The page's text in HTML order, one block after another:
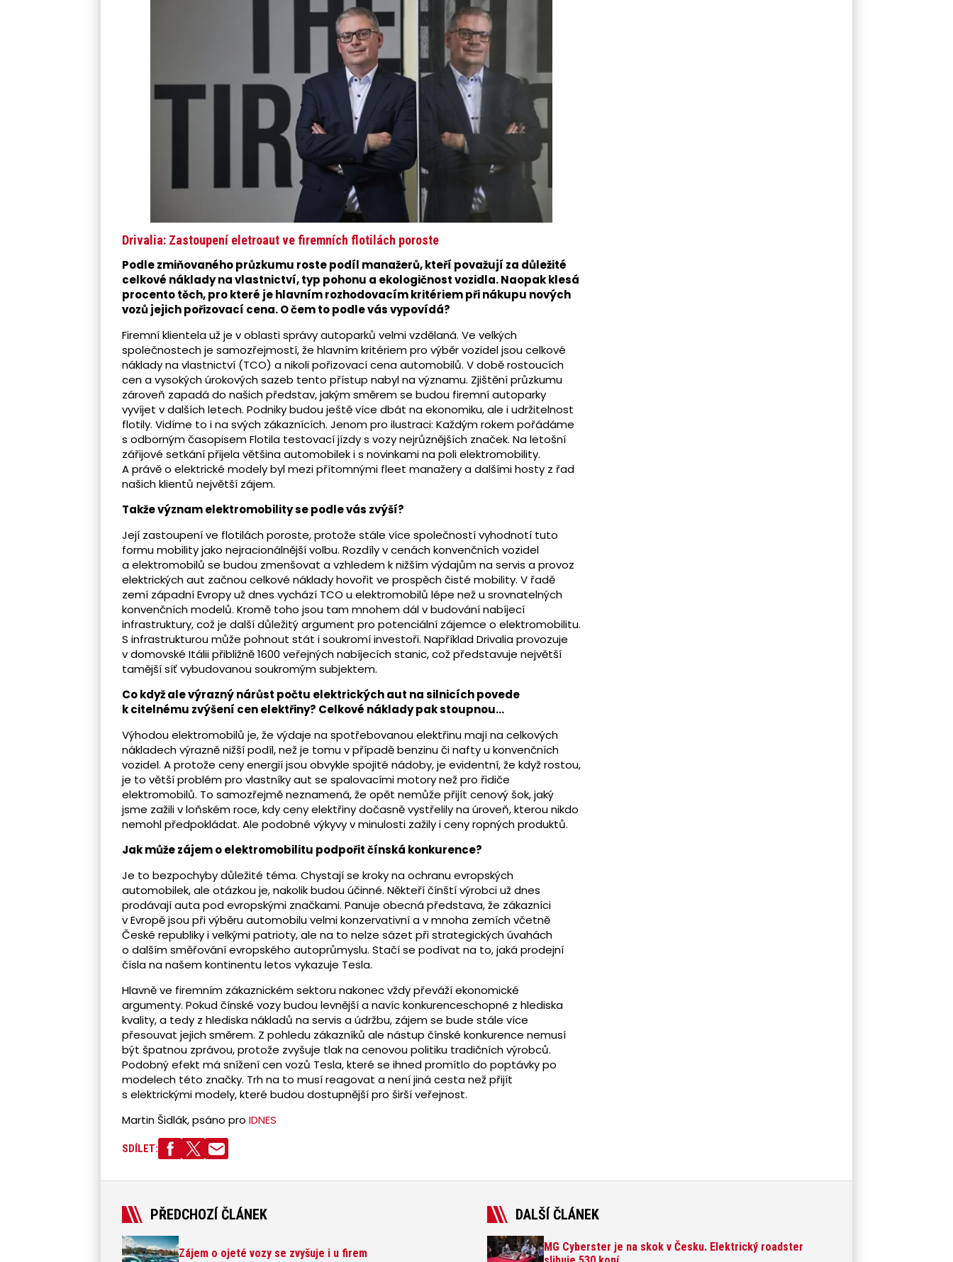
Drivalia: Zastoupení eletroaut ve firemních flotilách poroste
Podle zmiňovaného průzkumu roste podíl manažerů, kteří považují za důležité
celkové náklady na vlastnictví, typ pohonu a ekologičnost vozidla. Naopak klesá
procento těch, pro které je hlavním rozhodovacím kritériem při nákupu nových
vozů jejich pořizovací cena. O čem to podle vás vypovídá?
Firemní klientela už je v oblasti správy autoparků velmi vzdělaná. Ve velkých
společnostech je samozřejmostí, že hlavním kritériem pro výběr vozidel jsou celkové
náklady na vlastnictví (TCO) a nikoli pořizovací cena automobilů. V době rostoucích
cen a vysokých úrokových sazeb tento přístup nabyl na významu. Zjištění průzkumu
zároveň zapadá do našich představ, jakým směrem se budou firemní autoparky
vyvíjet v dalších letech. Podniky budou ještě více dbát na ekonomiku, ale i udržitelnost
flotily. Vidíme to i na svých zákaznících. Jenom pro ilustraci: Každým rokem pořádáme
s odborným časopisem Flotila testovací jízdy s vozy nejrůznějších značek. Na letošní
zářijové setkání přijela většina automobilek i s novinkami na poli elektromobility.
A právě o elektrické modely byl mezi přítomnými fleet manažery a dalšími hosty z řad
našich klientů největší zájem.
Takže význam elektromobility se podle vás zvýší?
Její zastoupení ve flotilách poroste, protože stále více společností vyhodnotí tuto
formu mobility jako nejracionálnější volbu. Rozdíly v cenách konvenčních vozidel
a elektromobilů se budou zmenšovat a vzhledem k nižším výdajům na servis a provoz
elektrických aut začnou celkové náklady hovořit ve prospěch čisté mobility. V řadě
zemí západní Evropy už dnes vychází TCO u elektromobilů lépe než u srovnatelných
konvenčních modelů. Kromě toho jsou tam mnohem dál v budování nabíjecí
infrastruktury, což je další důležitý argument pro potenciální zájemce o elektromobilitu.
S infrastrukturou může pohnout stát i soukromí investoři. Například Drivalia provozuje
v domovské Itálii přibližně 1600 veřejných nabíjecích stanic, což představuje největší
tamější síť vybudovanou soukromým subjektem.
Co když ale výrazný nárůst počtu elektrických aut na silnicích povede
k citelnému zvýšení cen elektřiny? Celkové náklady pak stoupnou…
Výhodou elektromobilů je, že výdaje na spotřebovanou elektřinu mají na celkových
nákladech výrazně nižší podíl, než je tomu v případě benzinu či nafty u konvenčních
vozidel. A protože ceny energií jsou obvykle spojité nádoby, je evidentní, že když rostou,
je to větší problém pro vlastníky aut se spalovacími motory než pro řidiče
elektromobilů. To samozřejmě neznamená, že opět nemůže přijít cenový šok, jaký
jsme zažili v loňském roce, kdy ceny elektřiny dočasně vystřelily na úroveň, kterou nikdo
nemohl předpokládat. Ale podobné výkyvy v minulosti zažily i ceny ropných produktů.
Jak může zájem o elektromobilitu podpořit čínská konkurence?
Je to bezpochyby důležité téma. Chystají se kroky na ochranu evropských
automobilek, ale otázkou je, nakolik budou účinné. Někteří čínští výrobci už dnes
prodávají auta pod evropskými značkami. Panuje obecná představa, že zákazníci
v Evropě jsou při výběru automobilu velmi konzervativní a v mnoha zemích včetně
České republiky i velkými patrioty, ale na to nelze sázet při strategických úvahách
o dalším směřování evropského autoprůmyslu. Stačí se podívat na to, jaká prodejní
čísla na našem kontinentu letos vykazuje Tesla.
Hlavně ve firemním zákaznickém sektoru nakonec vždy převáží ekonomické
argumenty. Pokud čínské vozy budou levnější a navíc konkurenceschopné z hlediska
kvality, a tedy z hlediska nákladů na servis a údržbu, zájem se bude stále více
přesouvat jejich směrem. Z pohledu zákazníků ale nástup čínské konkurence nemusí
být špatnou zprávou, protože zvyšuje tlak na cenovou politiku tradičních výrobců.
Podobný efekt má snížení cen vozů Tesla, které se ihned promítlo do poptávky po
modelech této značky. Trh na to musí reagovat a není jiná cesta než přijít
s elektrickými modely, které budou dostupnější pro širší veřejnost.
Martin Šidlák, psáno pro IDNES
SDÍLET:
PŘEDCHOZÍ ČLÁNEK
Zájem o ojeté vozy se zvyšuje i u firem
DALŠÍ ČLÁNEK
MG Cyberster je na skok v Česku. Elektrický roadster